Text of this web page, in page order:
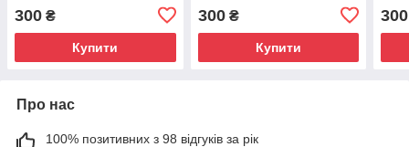
(AS0526)
300 ₴
Купити
(AS0533)
300₴
Купити
300
Про нас
100% позитивних з 98 відгуків за рік